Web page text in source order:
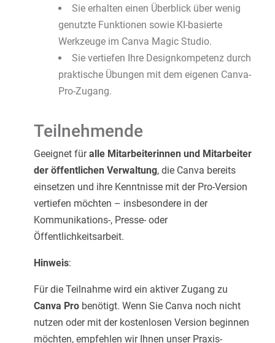
Sie erhalten einen Überblick über wenig
genutzte Funktionen sowie KI-basierte
Werkzeuge im Canva Magic Studio.
Sie vertiefen Ihre Designkompetenz durch
praktische Übungen mit dem eigenen Canva-
Pro-Zugang.
Teilnehmende
Geeignet füralle Mitarbeiterinnen und Mitarbeiter
der öffentlichen Verwaltung, die Canva bereits
einsetzen und ihre Kenntnisse mit der Pro-Version
vertiefen möchten – insbesondere in der
Kommunikations-, Presse- oder
Öffentlichkeitsarbeit.
Hinweis:
Für die Teilnahme wird ein aktiver Zugang zu
Canva Pro benötigt. Wenn Sie Canva noch nicht
nutzen oder mit der kostenlosen Version beginnen
möchten, empfehlen wir Ihnen unser Praxis-